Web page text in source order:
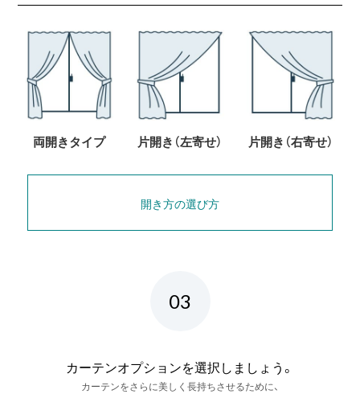
両開きタイプ 片開き（左寄せ） 片開き（右寄せ）
開き方の選び方
03
カーテンオプションを選択しましょう。
カーテンをさらに美しく長持ちさせるために、